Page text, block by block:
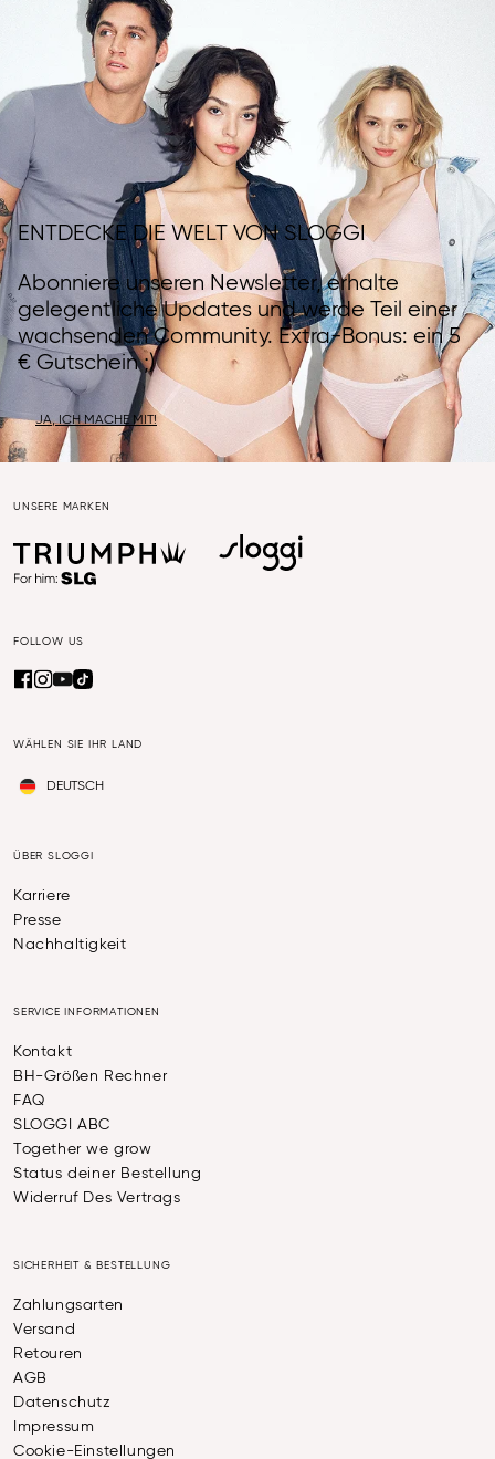
ENTDECKE DIE WELT VON SLOGGI
Abonniere unseren Newsletter, erhalte
gelegentliche Updates und werde Teil einer
wachsenden Community. Extra-Bonus: ein 5
€ Gutschein ;)
JA, ICH MACHE MIT!
UNSERE MARKEN
FOLLOW US
WÄHLEN SIE IHR LAND
DEUTSCH
ÜBER SLOGGI
Karriere
Presse
Nachhaltigkeit
SERVICE INFORMATIONEN
Kontakt
BH-Größen Rechner
FAQ
SLOGGI ABC
Together we grow
Status deiner Bestellung
Widerruf Des Vertrags
SICHERHEIT & BESTELLUNG
Zahlungsarten
Versand
Retouren
AGB
Datenschutz
Impressum
Cookie-Einstellungen